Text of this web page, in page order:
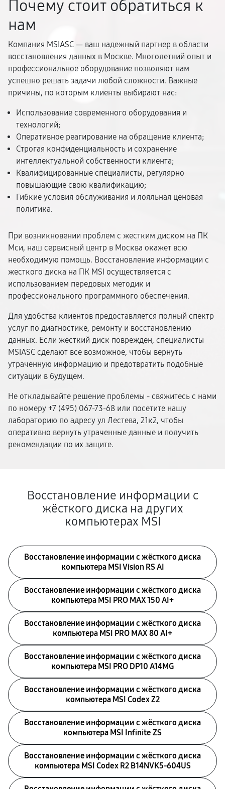
Почему стоит обратиться к
нам
Компания MSIASC — ваш надежный партнер в области
восстановления данных в Москве. Многолетний опыт и
профессиональное оборудование позволяют нам
успешно решать задачи любой сложности. Важные
причины, по которым клиенты выбирают нас:
Использование современного оборудования и
технологий;
Оперативное реагирование на обращение клиента;
Строгая конфиденциальность и сохранение
интеллектуальной собственности клиента;
Квалифицированные специалисты, регулярно
повышающие свою квалификацию;
Гибкие условия обслуживания и лояльная ценовая
политика.
При возникновении проблем с жестким диском на ПК
Мси, наш сервисный центр в Москва окажет всю
необходимую помощь. Восстановление информации с
жесткого диска на ПК MSI осуществляется с
использованием передовых методик и
профессионального программного обеспечения.
Для удобства клиентов предоставляется полный спектр
услуг по диагностике, ремонту и восстановлению
данных. Если жесткий диск поврежден, специалисты
MSIASC сделают все возможное, чтобы вернуть
утраченную информацию и предотвратить подобные
ситуации в будущем.
Не откладывайте решение проблемы - свяжитесь с нами
по номеру +7 (495) 067-73-68 или посетите нашу
лабораторию по адресу ул Лестева, 21к2, чтобы
оперативно вернуть утраченные данные и получить
рекомендации по их защите.
Восстановление информации с
жёсткого диска на других
компьютерах MSI
Восстановление информации с жёсткого диска
компьютера MSI Vision RS AI
Восстановление информации с жёсткого диска
компьютера MSI PRO MAX 150 AI+
Восстановление информации с жёсткого диска
компьютера MSI PRO MAX 80 AI+
Восстановление информации с жёсткого диска
компьютера MSI PRO DP10 A14MG
Восстановление информации с жёсткого диска
компьютера MSI Codex Z2
Восстановление информации с жёсткого диска
компьютера MSI Infinite ZS
Восстановление информации с жёсткого диска
компьютера MSI Codex R2 B14NVK5-604US